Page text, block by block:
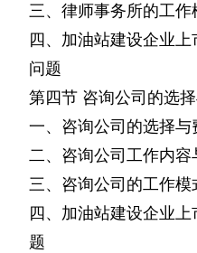
三、律师事务所的工作
四、加油站建设企业
问题
第四节 咨询公司的选
一、咨询公司的选择与
二、咨询公司工作内容
三、咨询公司的工作模
四、加油站建设企业
题